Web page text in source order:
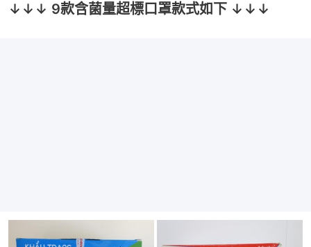
↓↓↓ 9款含菌量超標口罩款式如下 ↓↓↓